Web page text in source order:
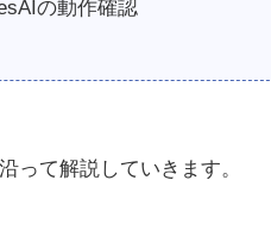
の動作確認
って解説していきます。